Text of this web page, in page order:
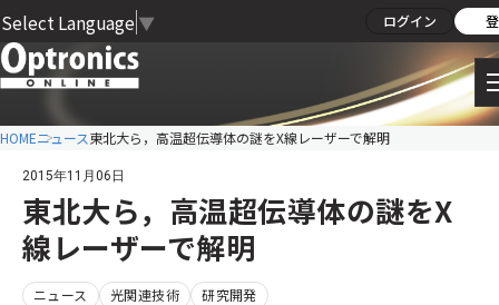
Select Language ▼ ログイン
HOMEニュース東北大ら，高温超伝導体の謎をX線レーザーで解明
2015年11月06日
東北大ら，高温超伝導体の謎をX
線レーザーで解明
ニュース 光関連技術 研究開発